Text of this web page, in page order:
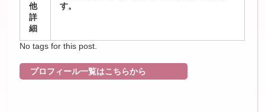
他
詳
細
す。
No tags for this post.
プロフィール一覧はこちらから